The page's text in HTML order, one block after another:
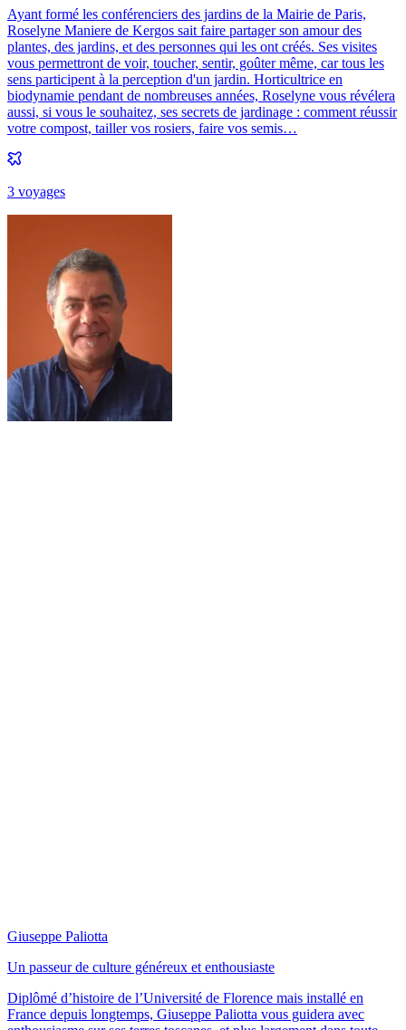
Ayant formé les conférenciers des jardins de la Mairie de Paris,
Roselyne Maniere de Kergos sait faire partager son amour des
plantes, des jardins, et des personnes qui les ont créés. Ses visites
vous permettront de voir, toucher, sentir, goûter même, car tous les
sens participent à la perception d'un jardin. Horticultrice en
biodynamie pendant de nombreuses années, Roselyne vous révélera
aussi, si vous le souhaitez, ses secrets de jardinage : comment réussir
votre compost, tailler vos rosiers, faire vos semis…
3 voyages
Giuseppe Paliotta
Un passeur de culture généreux et enthousiaste
Diplômé d’histoire de l’Université de Florence mais installé en
France depuis longtemps, Giuseppe Paliotta vous guidera avec